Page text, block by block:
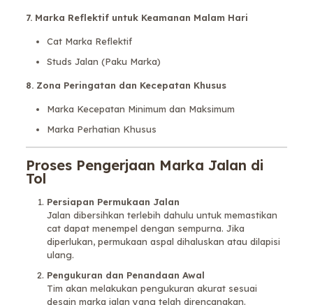
7. Marka Reflektif untuk Keamanan Malam Hari
Cat Marka Reflektif
Studs Jalan (Paku Marka)
8. Zona Peringatan dan Kecepatan Khusus
Marka Kecepatan Minimum dan Maksimum
Marka Perhatian Khusus
Proses Pengerjaan Marka Jalan di
Tol
Persiapan Permukaan Jalan
Jalan dibersihkan terlebih dahulu untuk memastikan
cat dapat menempel dengan sempurna. Jika
diperlukan, permukaan aspal dihaluskan atau dilapisi
ulang.
Pengukuran dan Penandaan Awal
Tim akan melakukan pengukuran akurat sesuai
desain marka jalan yang telah direncanakan.